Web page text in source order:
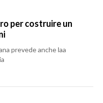
per costruire un
prevede anche laa